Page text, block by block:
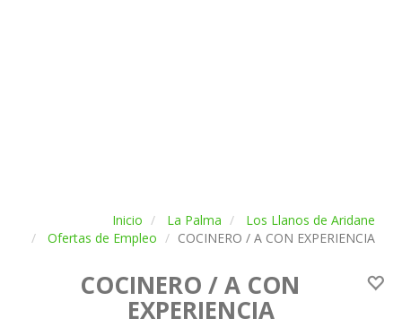
Inicio La Palma
Los Llanos de Aridane
Ofertas de Empleo
COCINERO / A CON EXPERIENCIA
COCINERO / A CON
EXPERIENCIA